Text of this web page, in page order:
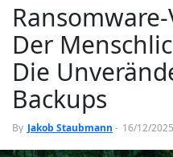
Der
Die
Backups
By Jakob Staubmann - 16/12/2025